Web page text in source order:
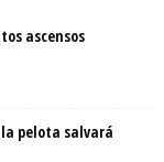
ascensos
pelota salvará